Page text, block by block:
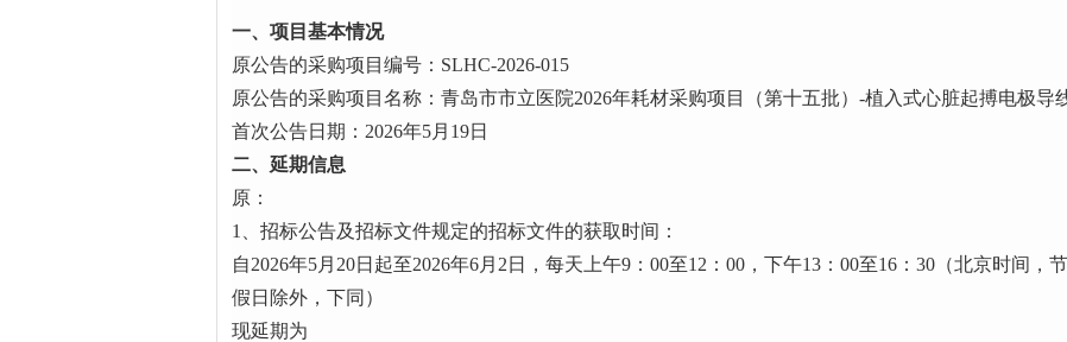
一、 项目基本情况
原公告的采购项目编号：SLHC-2026-015
原公告的采购项目名称：青岛市市立医院2026年耗材采购项目（第十五批）-植入式心脏起搏电极导
首次公告日期：2026年5月19日
二、延期信息
原：
1、招标公告及招标文件规定的招标文件的获取时间：
自2026年5月20日起至2026年6月2日，每天上午9：00至12：00，下午13：00至16：30（北京时间，节
假日除外，下同）
现延期为